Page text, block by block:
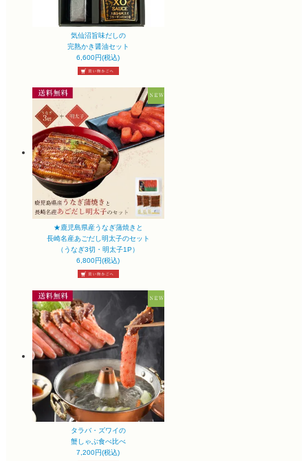
気仙沼旨味だしの
完熟かき醤油セット
6,600円(税込)
★鹿児島県産うなぎ蒲焼きと
長崎名産あごだし明太子のセット
（うなぎ3切・明太子1P）
6,800円(税込)
タラバ・ズワイの
蟹しゃぶ食べ比べ
7,200円(税込)